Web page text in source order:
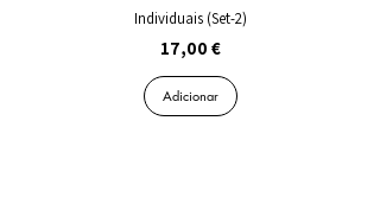
Individuais (Set-2)
Preço
17,00 €
Adicionar